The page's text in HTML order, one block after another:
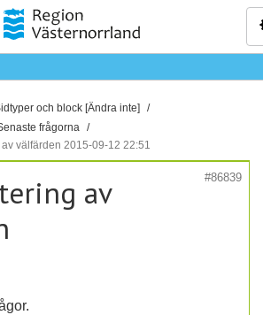
och block [Ändra inte]
frågorna
välfärden 2015-09-12 22:51
#86839
av